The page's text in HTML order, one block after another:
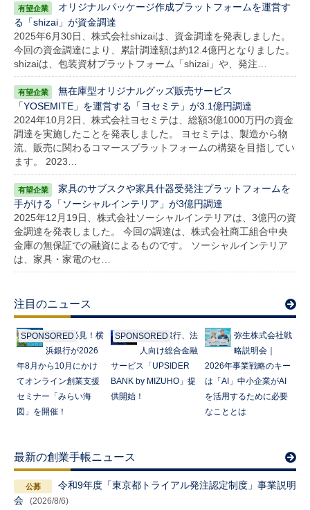
オリジナルパッケージ作成プラットフォームを運営す
る「shizai」が資金調達
2025年6月30日、株式会社shizaiは、資金調達を発表しました。
今回の資金調達により、累計調達額は約12.4億円となりました。
shizaiは、包装資材プラットフォーム「shizai」や、発注…
無在庫型オリジナルグッズ販売サービス
「YOSEMITE」を運営する「ヨセミテ」が3.1億円調達
2024年10月2日、株式会社ヨセミテは、総額3億1000万円の資金
調達を実施したことを発表しました。 ヨセミテは、製造から物
流、販売に関わるコマースプラットフォームの構築を目指してい
ます。 2023…
家具のサブスクや家具什器受発注プラットフォームを
手がける「ソーシャルインテリア」が3億円調達
2025年12月19日、株式会社ソーシャルインテリアは、3億円の資
金調達を発表しました。 今回の調達は、株式会社商工組合中央
金庫の無保証での融資によるものです。 ソーシャルインテリア
は、家具・家電のセ…
注目のニュース
SPONSORED起業家必見！横
浜銀行が2026
年8月から10月にかけ
てオンライン創業支援
セミナー「みらい海
図」を開催！
SPONSOREDみずほ銀行、法
人向け総合金融
サービス「UPSIDER
BANK by MIZUHO」提
供開始！
弥生株式会社戦
略説明会｜
2026年事業戦略のキー
は「AI」中小企業がAI
を活用するために必要
なこととは
最新の創業手帳ニュース
令和9年度「東京都トライアル発注認定制度」事業説明
会
(2026/8/6)